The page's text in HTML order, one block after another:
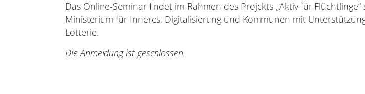
Das Online-Seminar findet im Rahmen des Projekts „Aktiv für
Ministerium für Inneres, Digitalisierung und Kommunen mit
Lotterie.
Die Anmeldung ist geschlossen.